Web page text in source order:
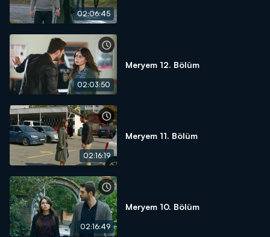
02:06:45
02:03:50
Meryem 12. Bölüm
02:16:19
Meryem 11. Bölüm
02:16:49
Meryem 10. Bölüm